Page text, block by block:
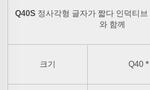
Q40S 정사각형 글자가 짧다 인덕티
와 함께
크기 Q40 *